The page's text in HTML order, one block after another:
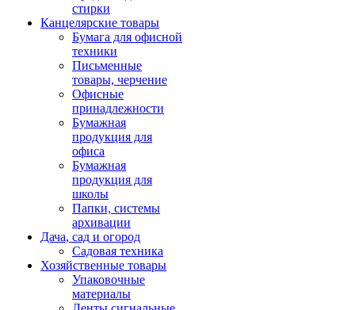
стирки
Канцелярские товары
Бумага для офисной
техники
Письменные
товары, черчение
Офисные
принадлежности
Бумажная
продукция для
офиса
Бумажная
продукция для
школы
Папки, системы
архивации
Дача, сад и огород
Садовая техника
Хозяйственные товары
Упаковочные
материалы